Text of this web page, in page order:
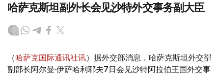
哈萨克斯坦副外长会见沙特外交事务副大臣
（哈萨克国际通讯社讯）据外交部消息，哈萨克斯坦外交部
副部长阿尔曼·伊萨哈利耶夫7日会见沙特阿拉伯王国外交事